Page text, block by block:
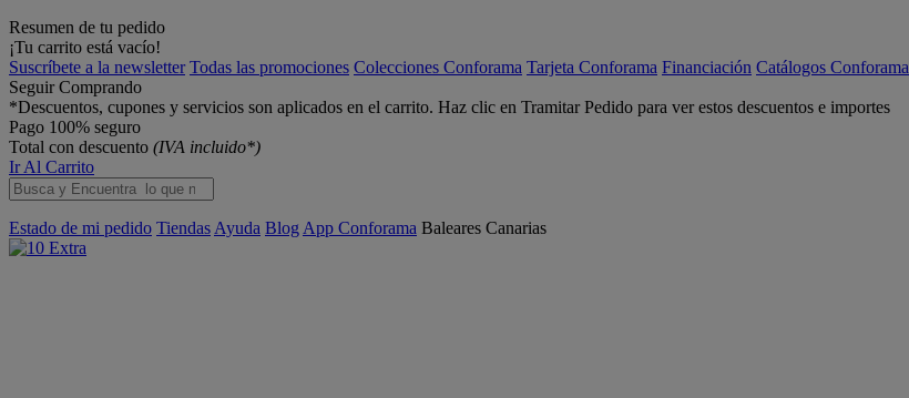
Resumen de tu pedido
¡Tu carrito está vacío!
Suscríbete a la newsletter Todas las promociones Colecciones Conforama Tarjeta Conforama Financiación Catálogos Conforama
Seguir Comprando
*Descuentos, cupones y servicios son aplicados en el carrito. Haz clic en Tramitar Pedido para ver estos descuentos e importes
Pago 100% seguro
Total con descuento (IVA incluido*)
Ir Al Carrito
Estado de mi pedido Tiendas Ayuda Blog App Conforama Baleares Canarias